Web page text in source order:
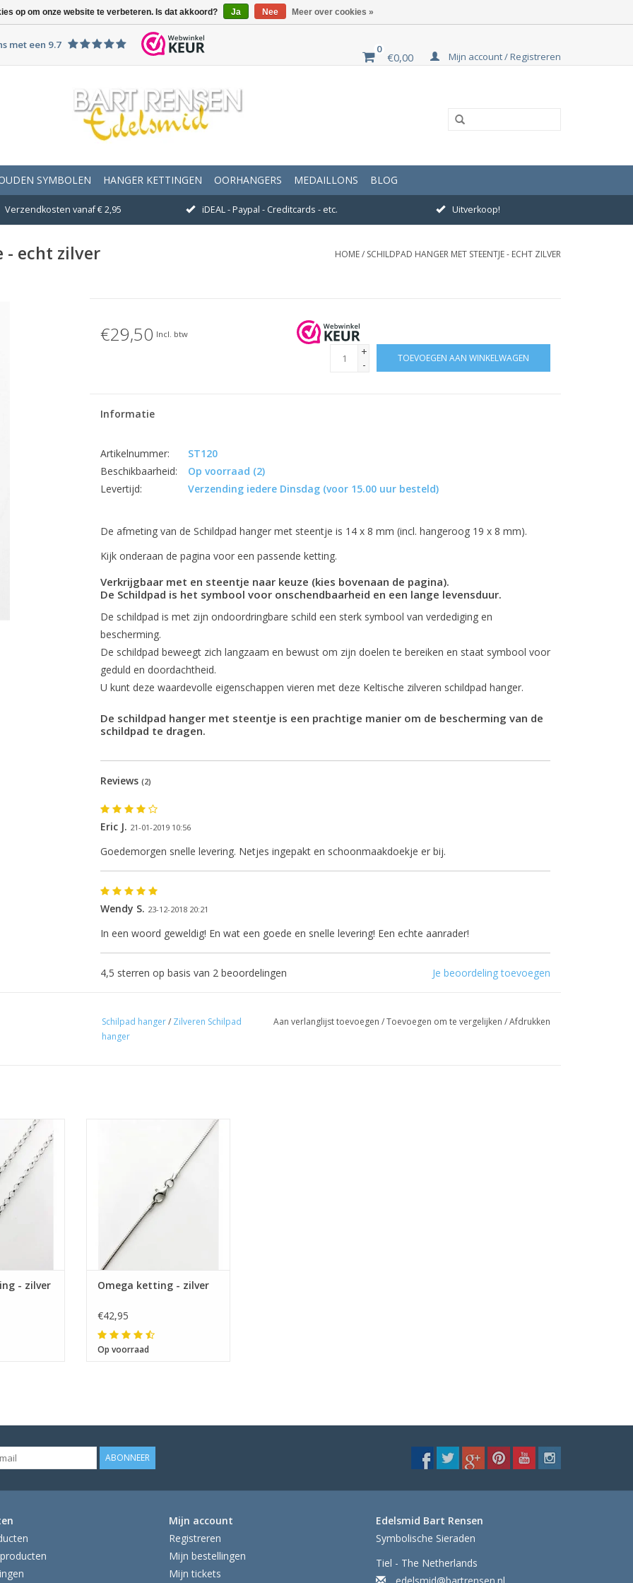
met een 9.7 0
€0,00 Mijn account / Registreren
SYMBOLEN HANGER KETTINGEN OORHANGERS MEDAILLONS BLOG
Verzendkosten vanaf € 2,95 iDEAL - Paypal - Creditcards - etc. Uitverkoop!
- echt zilver HOME/ SCHILDPAD HANGER MET STEENTJE - ECHT ZILVER
€29,50 Incl. btw
+
-
TOEVOEGEN AAN WINKELWAGEN
Informatie
Artikelnummer:
ST120
Beschikbaarheid:
Op voorraad (2)
Levertijd:
Verzending iedere Dinsdag (voor 15.00 uur besteld)
De afmeting van de Schildpad hanger met steentje is 14 x 8 mm (incl. hangeroog 19 x 8 mm).
Kijk onderaan de pagina voor een passende ketting.
Verkrijgbaar met en steentje naar keuze (kies bovenaan de pagina).
De Schildpad is het symbool voor onschendbaarheid en een lange levensduur.
De schildpad is met zijn ondoordringbare schild een sterk symbool van verdediging en
bescherming.
De schildpad beweegt zich langzaam en bewust om zijn doelen te bereiken en staat symbool voor
geduld en doordachtheid.
U kunt deze waardevolle eigenschappen vieren met deze Keltische zilveren schildpad hanger.
De schildpad hanger met steentje is een prachtige manier om de bescherming van de
schildpad te dragen.
Reviews (2)
Eric J. 21-01-2019 10:56
Goedemorgen snelle levering. Netjes ingepakt en schoonmaakdoekje er bij.
Wendy S. 23-12-2018 20:21
In een woord geweldig! En wat een goede en snelle levering! Een echte aanrader!
Je beoordeling toevoegen
4,5 sterren op basis van 2beoordelingen
Schilpad hanger/ Zilveren Schilpad
hanger
Aan verlanglijst toevoegen /Toevoegen om te vergelijken /Afdrukken
60 cm
- zilver
Lengtes 42-45-50 cm
Omega ketting - zilver
€42,95
Op voorraad
ABONNEER
Mijn account
Registreren
Mijn bestellingen
Mijn tickets
Edelsmid Bart Rensen
Symbolische Sieraden
Tiel - The Netherlands
op om onze website te verbeteren. Is dat akkoord? Ja Nee Meer over cookies »